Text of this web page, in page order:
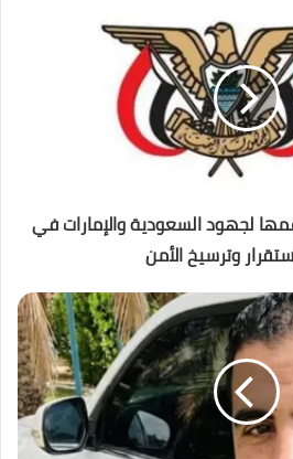
لجهود السعودية والإمارات في
وترسيخ الأمن